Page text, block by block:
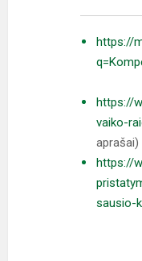
https://
https://
vaiko-
aprašai)
https://
sausio-